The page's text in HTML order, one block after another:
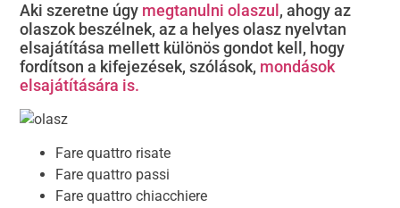
Aki szeretne úgy megtanulni olaszul , ahogy az
olaszok beszélnek, az a helyes olasz nyelvtan
elsajátítása mellett különös gondot kell, hogy
fordítson a kifejezések, szólások, mondások
elsajátítására is.
Fare quattro risate
Fare quattro passi
Fare quattro chiacchiere